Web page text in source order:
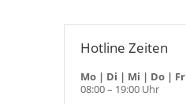
Hotline Zeiten
Mo | Di | Mi | Do | Fr
08:00 – 19:00 Uhr